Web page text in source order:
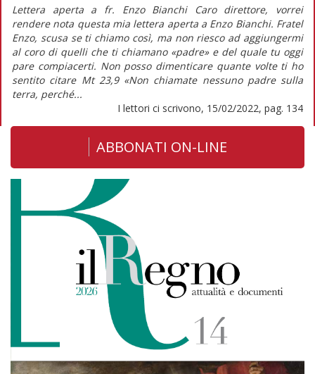
Lettera aperta a fr. Enzo Bianchi Caro direttore, vorrei
rendere nota questa mia lettera aperta a Enzo Bianchi. Fratel
Enzo, scusa se ti chiamo così, ma non riesco ad aggiungermi
al coro di quelli che ti chiamano «padre» e del quale tu oggi
pare compiacerti. Non posso dimenticare quante volte ti ho
sentito citare Mt 23,9 «Non chiamate nessuno padre sulla
terra, perché...
I lettori ci scrivono, 15/02/2022, pag. 134
ABBONATI ON-LINE